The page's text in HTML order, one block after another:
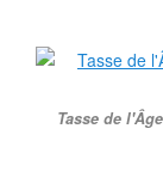
Tasse de